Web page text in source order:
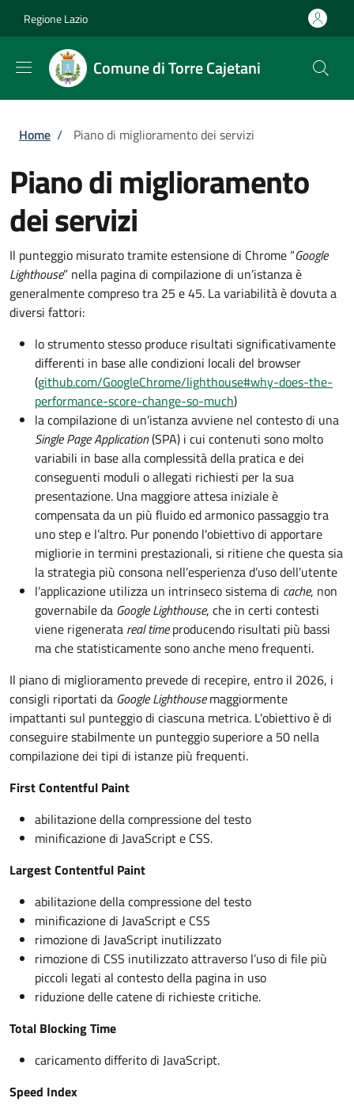
Regione Lazio
Comune di Torre Cajetani
Briciole di pane
Home / Piano di miglioramento dei servizi
Piano di miglioramento
dei servizi
Il punteggio misurato tramite estensione di Chrome “Google
Lighthouse” nella pagina di compilazione di un’istanza è
generalmente compreso tra 25 e 45. La variabilità è dovuta a
diversi fattori:
lo strumento stesso produce risultati significativamente
differenti in base alle condizioni locali del browser
(github.com/GoogleChrome/lighthouse#why-does-the-
performance-score-change-so-much)
la compilazione di un’istanza avviene nel contesto di una
Single Page Application(SPA) i cui contenuti sono molto
variabili in base alla complessità della pratica e dei
conseguenti moduli o allegati richiesti per la sua
presentazione. Una maggiore attesa iniziale è
compensata da un più fluido ed armonico passaggio tra
uno step e l’altro. Pur ponendo l'obiettivo di apportare
migliorie in termini prestazionali, si ritiene che questa sia
la strategia più consona nell’esperienza d’uso dell’utente
l’applicazione utilizza un intrinseco sistema di cache, non
governabile da Google Lighthouse, che in certi contesti
viene rigenerata real timeproducendo risultati più bassi
ma che statisticamente sono anche meno frequenti.
Il piano di miglioramento prevede di recepire, entro il 2026, i
consigli riportati da Google Lighthousemaggiormente
impattanti sul punteggio di ciascuna metrica. L'obiettivo è di
conseguire stabilmente un punteggio superiore a 50 nella
compilazione dei tipi di istanze più frequenti.
First Contentful Paint
abilitazione della compressione del testo
minificazione di JavaScript e CSS.
Largest Contentful Paint
abilitazione della compressione del testo
minificazione di JavaScript e CSS
rimozione di JavaScript inutilizzato
rimozione di CSS inutilizzato attraverso l’uso di file più
piccoli legati al contesto della pagina in uso
riduzione delle catene di richieste critiche.
Total Blocking Time
caricamento differito di JavaScript.
Speed Index